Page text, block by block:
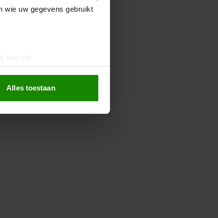
wie uw gegevens gebruikt
kan zijn
te bieden en om ons
partners voor social
Alles toestaan